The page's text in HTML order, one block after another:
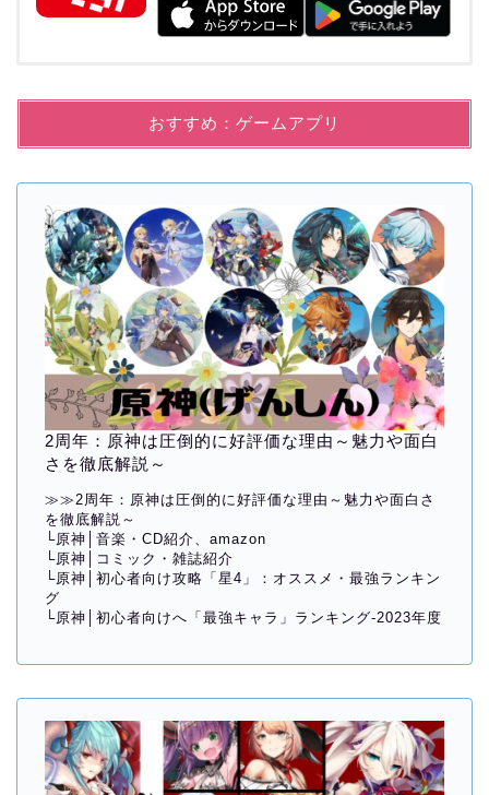
おすすめ：ゲームアプリ
2周年：原神は圧倒的に好評価な理由～魅力や面白
さを徹底解説～
≫≫ 2周年：原神は圧倒的に好評価な理由～魅力や面白さ
を徹底解説～
└原神│音楽・CD紹介、amazon
└原神│コミック・雑誌紹介
└原神│初心者向け攻略「星4」：オススメ・最強ランキン
グ
└原神│初心者向けへ「最強キャラ」ランキング-2023年度